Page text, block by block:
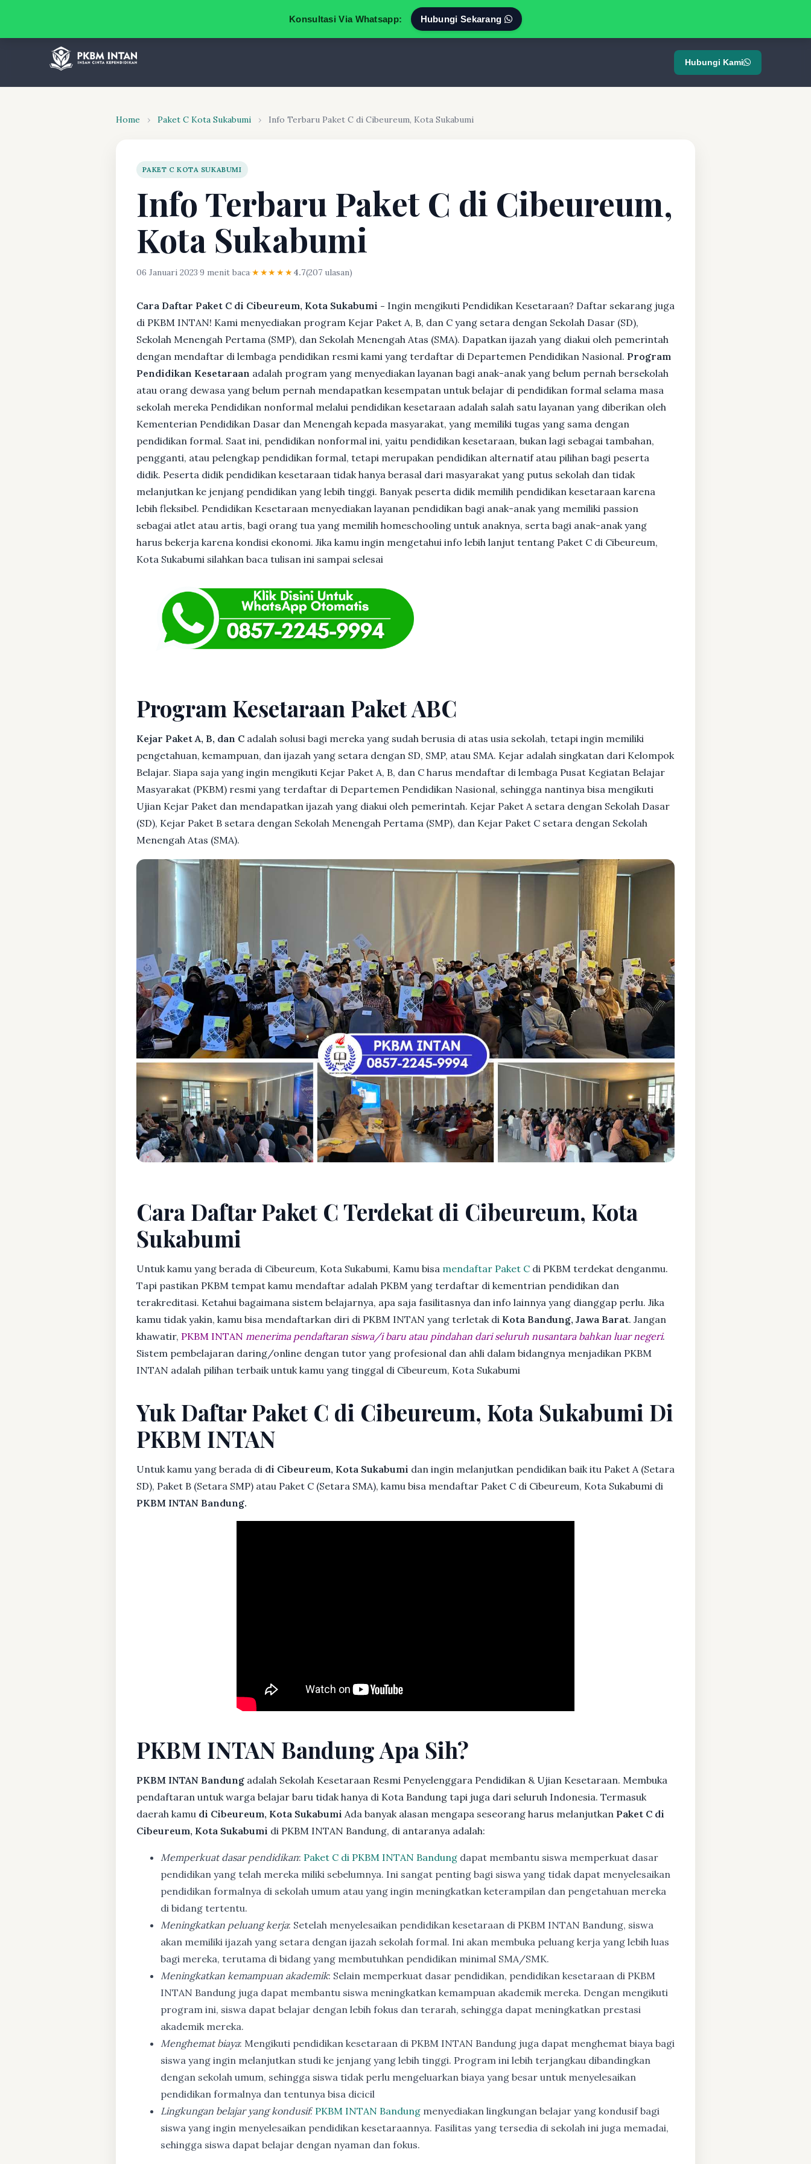
Konsultasi Via Whatsapp: Hubungi Sekarang
Hubungi Kami
Home › Paket C Kota Sukabumi › Info Terbaru Paket C di Cibeureum, Kota Sukabumi
PAKET C KOTA SUKABUMI
Info Terbaru Paket C di Cibeureum,
Kota Sukabumi
06 Januari 2023·9 menit baca·★★★★★4.7(207 ulasan)
Cara Daftar Paket C di Cibeureum, Kota Sukabumi - Ingin mengikuti Pendidikan Kesetaraan? Daftar sekarang juga
di PKBM INTAN! Kami menyediakan program Kejar Paket A, B, dan C yang setara dengan Sekolah Dasar (SD),
Sekolah Menengah Pertama (SMP), dan Sekolah Menengah Atas (SMA). Dapatkan ijazah yang diakui oleh pemerintah
dengan mendaftar di lembaga pendidikan resmi kami yang terdaftar di Departemen Pendidikan Nasional. Program
Pendidikan Kesetaraan adalah program yang menyediakan layanan bagi anak-anak yang belum pernah bersekolah
atau orang dewasa yang belum pernah mendapatkan kesempatan untuk belajar di pendidikan formal selama masa
sekolah mereka Pendidikan nonformal melalui pendidikan kesetaraan adalah salah satu layanan yang diberikan oleh
Kementerian Pendidikan Dasar dan Menengah kepada masyarakat, yang memiliki tugas yang sama dengan
pendidikan formal. Saat ini, pendidikan nonformal ini, yaitu pendidikan kesetaraan, bukan lagi sebagai tambahan,
pengganti, atau pelengkap pendidikan formal, tetapi merupakan pendidikan alternatif atau pilihan bagi peserta
didik. Peserta didik pendidikan kesetaraan tidak hanya berasal dari masyarakat yang putus sekolah dan tidak
melanjutkan ke jenjang pendidikan yang lebih tinggi. Banyak peserta didik memilih pendidikan kesetaraan karena
lebih fleksibel. Pendidikan Kesetaraan menyediakan layanan pendidikan bagi anak-anak yang memiliki passion
sebagai atlet atau artis, bagi orang tua yang memilih homeschooling untuk anaknya, serta bagi anak-anak yang
harus bekerja karena kondisi ekonomi. Jika kamu ingin mengetahui info lebih lanjut tentang Paket C di Cibeureum,
Kota Sukabumi silahkan baca tulisan ini sampai selesai
Program Kesetaraan Paket ABC
Kejar Paket A, B, dan C adalah solusi bagi mereka yang sudah berusia di atas usia sekolah, tetapi ingin memiliki
pengetahuan, kemampuan, dan ijazah yang setara dengan SD, SMP, atau SMA. Kejar adalah singkatan dari Kelompok
Belajar. Siapa saja yang ingin mengikuti Kejar Paket A, B, dan C harus mendaftar di lembaga Pusat Kegiatan Belajar
Masyarakat (PKBM) resmi yang terdaftar di Departemen Pendidikan Nasional, sehingga nantinya bisa mengikuti
Ujian Kejar Paket dan mendapatkan ijazah yang diakui oleh pemerintah. Kejar Paket A setara dengan Sekolah Dasar
(SD), Kejar Paket B setara dengan Sekolah Menengah Pertama (SMP), dan Kejar Paket C setara dengan Sekolah
Menengah Atas (SMA).
Cara Daftar Paket C Terdekat di Cibeureum, Kota
Sukabumi
Untuk kamu yang berada di Cibeureum, Kota Sukabumi, Kamu bisa mendaftar Paket C di PKBM terdekat denganmu.
Tapi pastikan PKBM tempat kamu mendaftar adalah PKBM yang terdaftar di kementrian pendidikan dan
terakreditasi. Ketahui bagaimana sistem belajarnya, apa saja fasilitasnya dan info lainnya yang dianggap perlu. Jika
kamu tidak yakin, kamu bisa mendaftarkan diri di PKBM INTAN yang terletak di Kota Bandung, Jawa Barat. Jangan
khawatir, PKBM INTAN menerima pendaftaran siswa/i baru atau pindahan dari seluruh nusantara bahkan luar negeri.
Sistem pembelajaran daring/online dengan tutor yang profesional dan ahli dalam bidangnya menjadikan PKBM
INTAN adalah pilihan terbaik untuk kamu yang tinggal di Cibeureum, Kota Sukabumi
Yuk Daftar Paket C di Cibeureum, Kota Sukabumi Di
PKBM INTAN
Untuk kamu yang berada di di Cibeureum, Kota Sukabumi dan ingin melanjutkan pendidikan baik itu Paket A (Setara
SD), Paket B (Setara SMP) atau Paket C (Setara SMA), kamu bisa mendaftar Paket C di Cibeureum, Kota Sukabumi di
PKBM INTAN Bandung.
PKBM INTAN Bandung Apa Sih?
PKBM INTAN Bandung adalah Sekolah Kesetaraan Resmi Penyelenggara Pendidikan & Ujian Kesetaraan. Membuka
pendaftaran untuk warga belajar baru tidak hanya di Kota Bandung tapi juga dari seluruh Indonesia. Termasuk
daerah kamu di Cibeureum, Kota Sukabumi Ada banyak alasan mengapa seseorang harus melanjutkan Paket C di
Cibeureum, Kota Sukabumi di PKBM INTAN Bandung, di antaranya adalah:
Memperkuat dasar pendidikan: Paket C di PKBM INTAN Bandung dapat membantu siswa memperkuat dasar
pendidikan yang telah mereka miliki sebelumnya. Ini sangat penting bagi siswa yang tidak dapat menyelesaikan
pendidikan formalnya di sekolah umum atau yang ingin meningkatkan keterampilan dan pengetahuan mereka
di bidang tertentu.
Meningkatkan peluang kerja: Setelah menyelesaikan pendidikan kesetaraan di PKBM INTAN Bandung, siswa
akan memiliki ijazah yang setara dengan ijazah sekolah formal. Ini akan membuka peluang kerja yang lebih luas
bagi mereka, terutama di bidang yang membutuhkan pendidikan minimal SMA/SMK.
Meningkatkan kemampuan akademik: Selain memperkuat dasar pendidikan, pendidikan kesetaraan di PKBM
INTAN Bandung juga dapat membantu siswa meningkatkan kemampuan akademik mereka. Dengan mengikuti
program ini, siswa dapat belajar dengan lebih fokus dan terarah, sehingga dapat meningkatkan prestasi
akademik mereka.
Menghemat biaya: Mengikuti pendidikan kesetaraan di PKBM INTAN Bandung juga dapat menghemat biaya bagi
siswa yang ingin melanjutkan studi ke jenjang yang lebih tinggi. Program ini lebih terjangkau dibandingkan
dengan sekolah umum, sehingga siswa tidak perlu mengeluarkan biaya yang besar untuk menyelesaikan
pendidikan formalnya dan tentunya bisa dicicil
Lingkungan belajar yang kondusif: PKBM INTAN Bandung menyediakan lingkungan belajar yang kondusif bagi
siswa yang ingin menyelesaikan pendidikan kesetaraannya. Fasilitas yang tersedia di sekolah ini juga memadai,
sehingga siswa dapat belajar dengan nyaman dan fokus.